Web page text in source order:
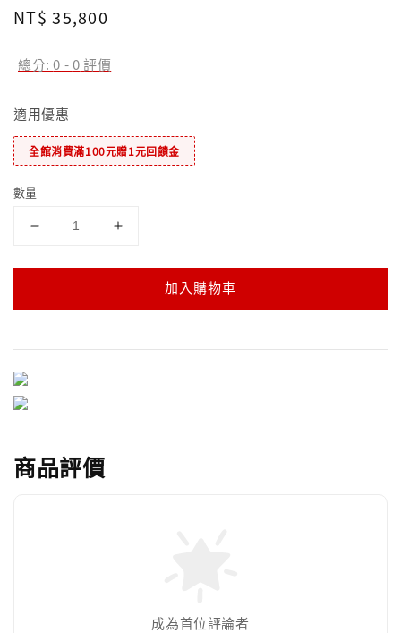
Regular
NT$ 35,800
總分:0 -0評價
適用優惠
全館消費滿100元贈1元回饋金
數量
加入購物車
商品評價
成為首位評論者